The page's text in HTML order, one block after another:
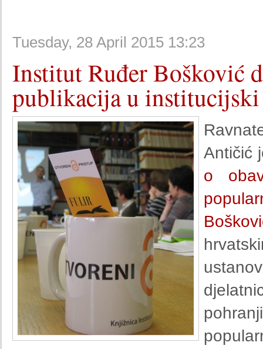
Tuesday, 28 April 2015 13:23
Institut Ruđer Bošković
publikacija u
Antičić
o